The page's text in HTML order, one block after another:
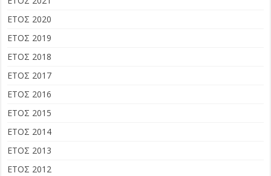
ΕΤΟΣ 2020
ΕΤΟΣ 2019
ΕΤΟΣ 2018
ΕΤΟΣ 2017
ΕΤΟΣ 2016
ΕΤΟΣ 2015
ΕΤΟΣ 2014
ΕΤΟΣ 2013
ΕΤΟΣ 2012